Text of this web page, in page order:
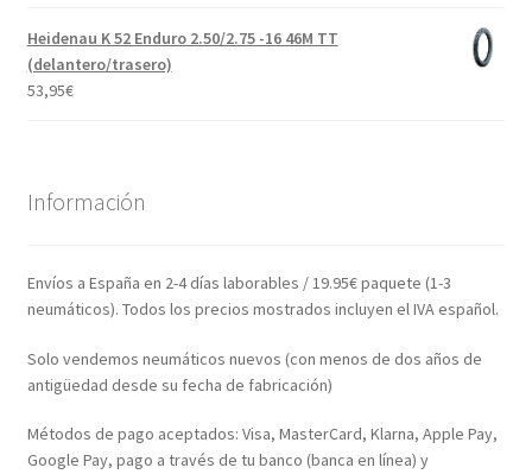
Heidenau K 52 Enduro 2.50/2.75 -16 46M TT
(delantero/trasero)
53,95€
Información
Envíos a España en 2-4 días laborables / 19.95€ paquete (1-3
neumáticos). Todos los precios mostrados incluyen el IVA español.
Solo vendemos neumáticos nuevos (con menos de dos años de
antigüedad desde su fecha de fabricación)
Métodos de pago aceptados: Visa, MasterCard, Klarna, Apple Pay,
Google Pay, pago a través de tu banco (banca en línea) y